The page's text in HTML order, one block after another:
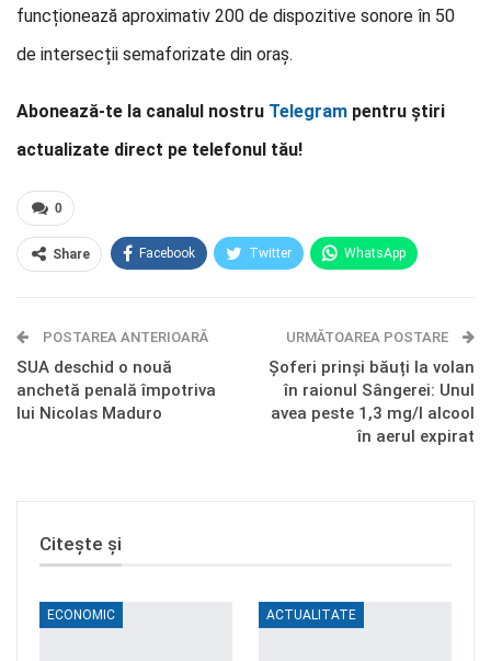
funcționează aproximativ 200 de dispozitive sonore în 50
de intersecții semaforizate din oraș.
Abonează-te la canalul nostru Telegram pentru știri
actualizate direct pe telefonul tău!
0
Share Facebook Twitter WhatsApp
Telegram OK.ru
POSTAREA ANTERIOARĂ
SUA deschid o nouă
anchetă penală împotriva
lui Nicolas Maduro
URMĂTOAREA POSTARE
Șoferi prinși băuți la volan
în raionul Sângerei: Unul
avea peste 1,3 mg/l alcool
în aerul expirat
Citește și
ECONOMIC ACTUALITATE